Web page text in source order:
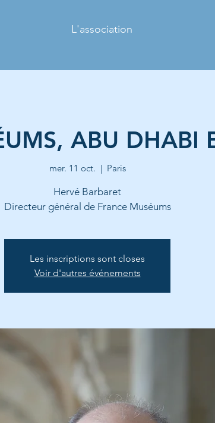
L'association
ABU DHABI
mer. 11 oct.
  |
Paris
Hervé Barbaret
Directeur général de France Muséums
Les inscriptions sont closes
Voir d'autres événements